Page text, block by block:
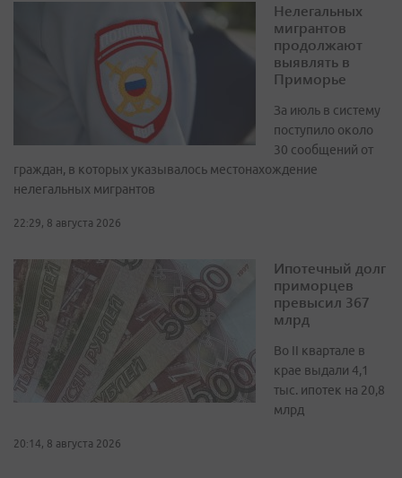
Нелегальных
мигрантов
продолжают
выявлять в
Приморье
За июль в систему
поступило около
30 сообщений от
граждан, в которых указывалось местонахождение
нелегальных мигрантов
22:29, 8 августа 2026
Ипотечный долг
приморцев
превысил 367
млрд
Во II квартале в
крае выдали 4,1
тыс. ипотек на 20,8
млрд
20:14, 8 августа 2026